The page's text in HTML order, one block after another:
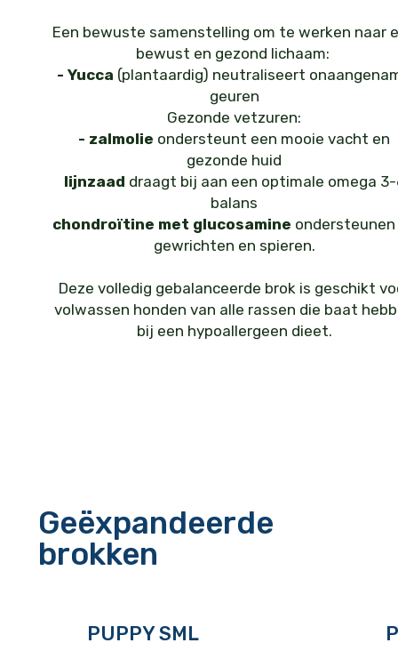
Een bewuste samenstelling om te werken naar
bewust en gezond lichaam:
- Yucca (plantaardig) neutraliseert
geuren
Gezonde vetzuren:
- zalmolie ondersteunt een mooie vacht en
gezonde huid
lijnzaad draagt bij aan een optimale omega
balans
chondroïtine met glucosamine ondersteunen
gewrichten en spieren.
Deze volledig gebalanceerde brok is geschikt
volwassen honden van alle rassen die baat
bij een hypoallergeen dieet.
Geëxpandeerde
brokken
PUPPY SML